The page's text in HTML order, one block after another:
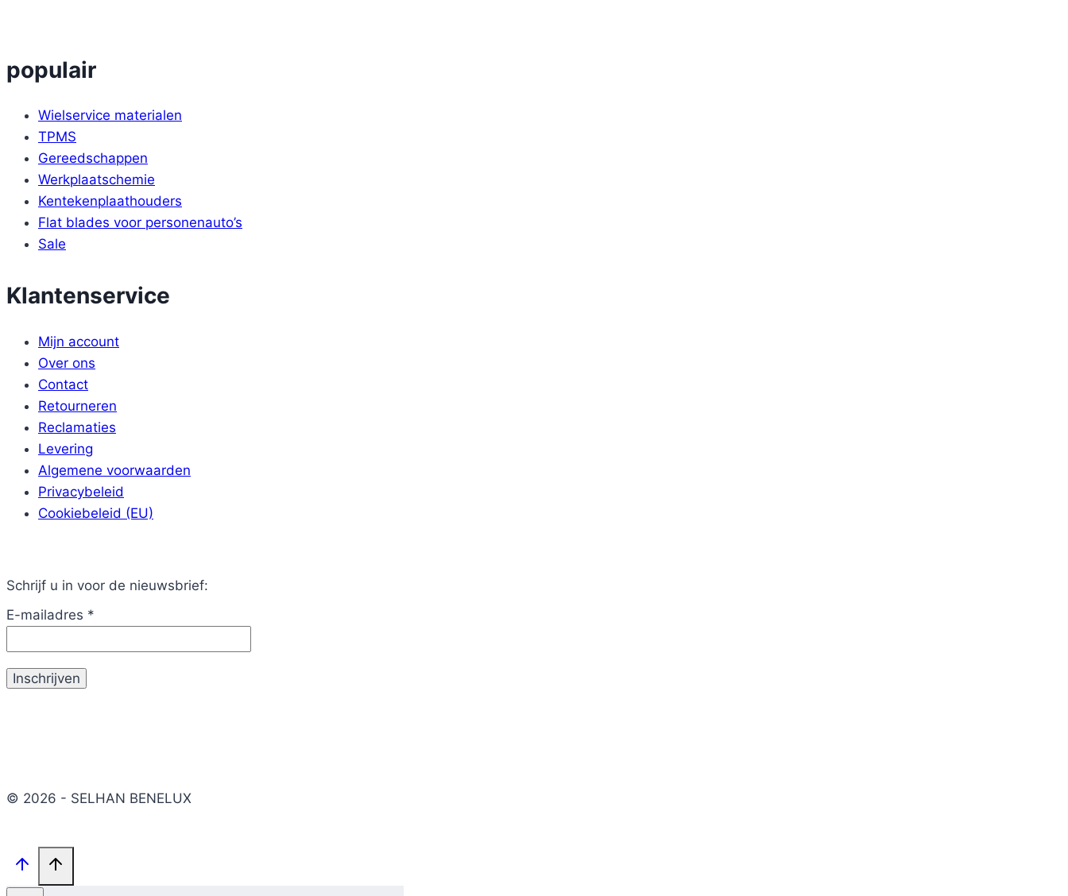
populair
Wielservice materialen
TPMS
Gereedschappen
Werkplaatschemie
Kentekenplaathouders
Flat blades voor personenauto’s
Sale
Klantenservice
Mijn account
Over ons
Contact
Retourneren
Reclamaties
Levering
Algemene voorwaarden
Privacybeleid
Cookiebeleid (EU)
Schrijf u in voor de nieuwsbrief:
E-mailadres *
© 2026 - SELHAN BENELUX